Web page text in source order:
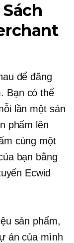
để đăng
Bạn có thể
lần một sản
phẩm lên
cùng một
bạn bằng
Ecwid
sản phẩm,
án của mình